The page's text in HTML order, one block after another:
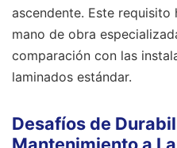
ascendente. Este
mano de obra
comparación con las
laminados estándar.
Desafíos de